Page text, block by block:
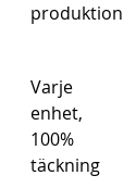
produktion
Varje
enhet,
100%
täckning